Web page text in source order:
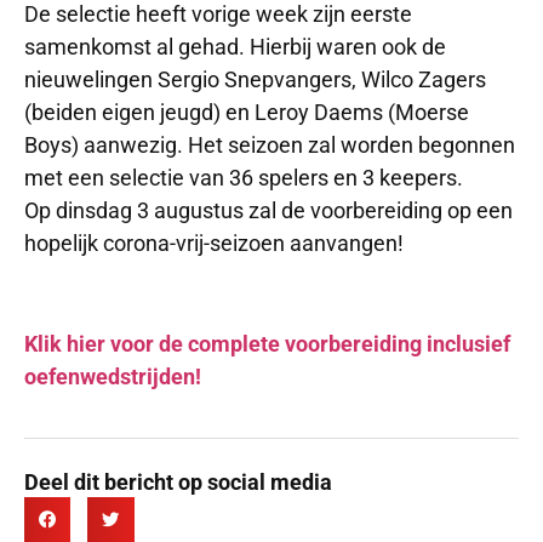
De selectie heeft vorige week zijn eerste
samenkomst al gehad. Hierbij waren ook de
nieuwelingen Sergio Snepvangers, Wilco Zagers
(beiden eigen jeugd) en Leroy Daems (Moerse
Boys) aanwezig. Het seizoen zal worden begonnen
met een selectie van 36 spelers en 3 keepers.
Op dinsdag 3 augustus zal de voorbereiding op een
hopelijk corona-vrij-seizoen aanvangen!
Klik hier voor de complete voorbereiding inclusief
oefenwedstrijden!
Deel dit bericht op social media